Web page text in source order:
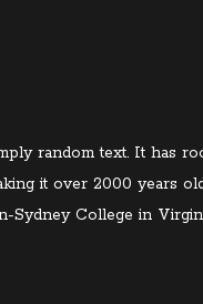
random text. It has
it over 2000 years
Sydney College in